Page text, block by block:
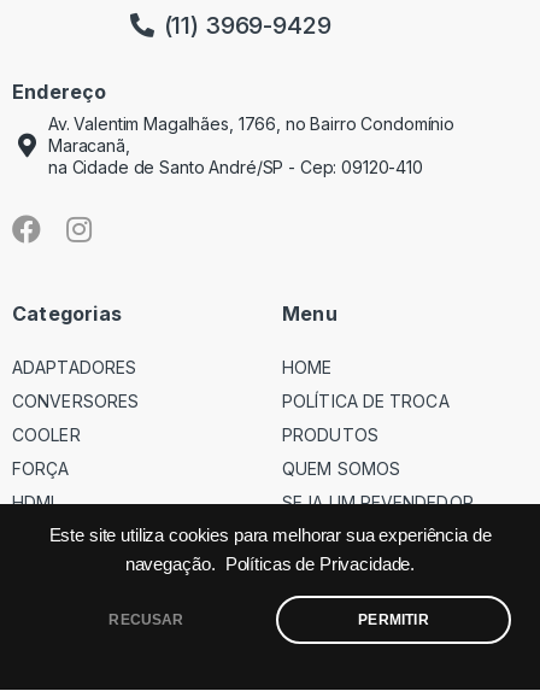
Este site utiliza cookies para melhorar sua experiência de
navegação.
Políticas de Privacidade.
RECUSAR PERMITIR
(11) 3969-9429
Endereço
Av. Valentim Magalhães, 1766, no Bairro Condomínio
Maracanã,
na Cidade de Santo André/SP - Cep: 09120-410
Categorias
ADAPTADORES
CONVERSORES
COOLER
FORÇA
HDMI
Menu
HOME
POLÍTICA DE TROCA
PRODUTOS
QUEM SOMOS
SEJA UM REVENDEDOR